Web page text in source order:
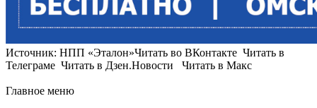
Источник: НПП «Эталон»Читать во ВКонтакте Читать в
Телеграме Читать в Дзен.Новости Читать в Макс
Главное меню